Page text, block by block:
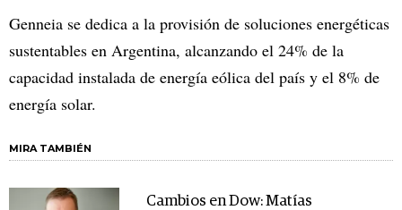
Genneia se dedica a la provisión de soluciones energéticas
sustentables en Argentina, alcanzando el 24% de la
capacidad instalada de energía eólica del país y el 8% de
energía solar.
MIRA TAMBIÉN
Cambios en Dow: Matías